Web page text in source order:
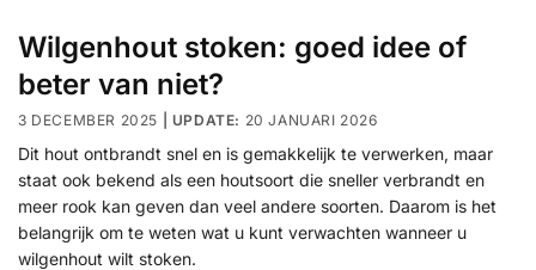
Wilgenhout stoken: goed idee of
beter van niet?
3 DECEMBER 2025 20 JANUARI 2026
Dit hout ontbrandt snel en is gemakkelijk te verwerken, maar
staat ook bekend als een houtsoort die sneller verbrandt en
meer rook kan geven dan veel andere soorten. Daarom is het
belangrijk om te weten wat u kunt verwachten wanneer u
wilgenhout wilt stoken.